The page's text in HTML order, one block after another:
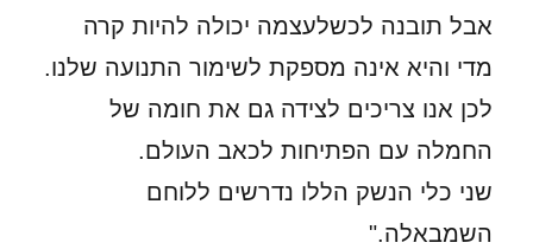
אבל תובנה לכשלעצמה יכולה להיות קרה
מדי והיא אינה מספקת לשימור התנועה שלנו.
לכן אנו צריכים לצידה גם את חומה של
החמלה עם הפתיחות לכאב העולם.
שני כלי הנשק הללו נדרשים ללוחם
השמבאלה."